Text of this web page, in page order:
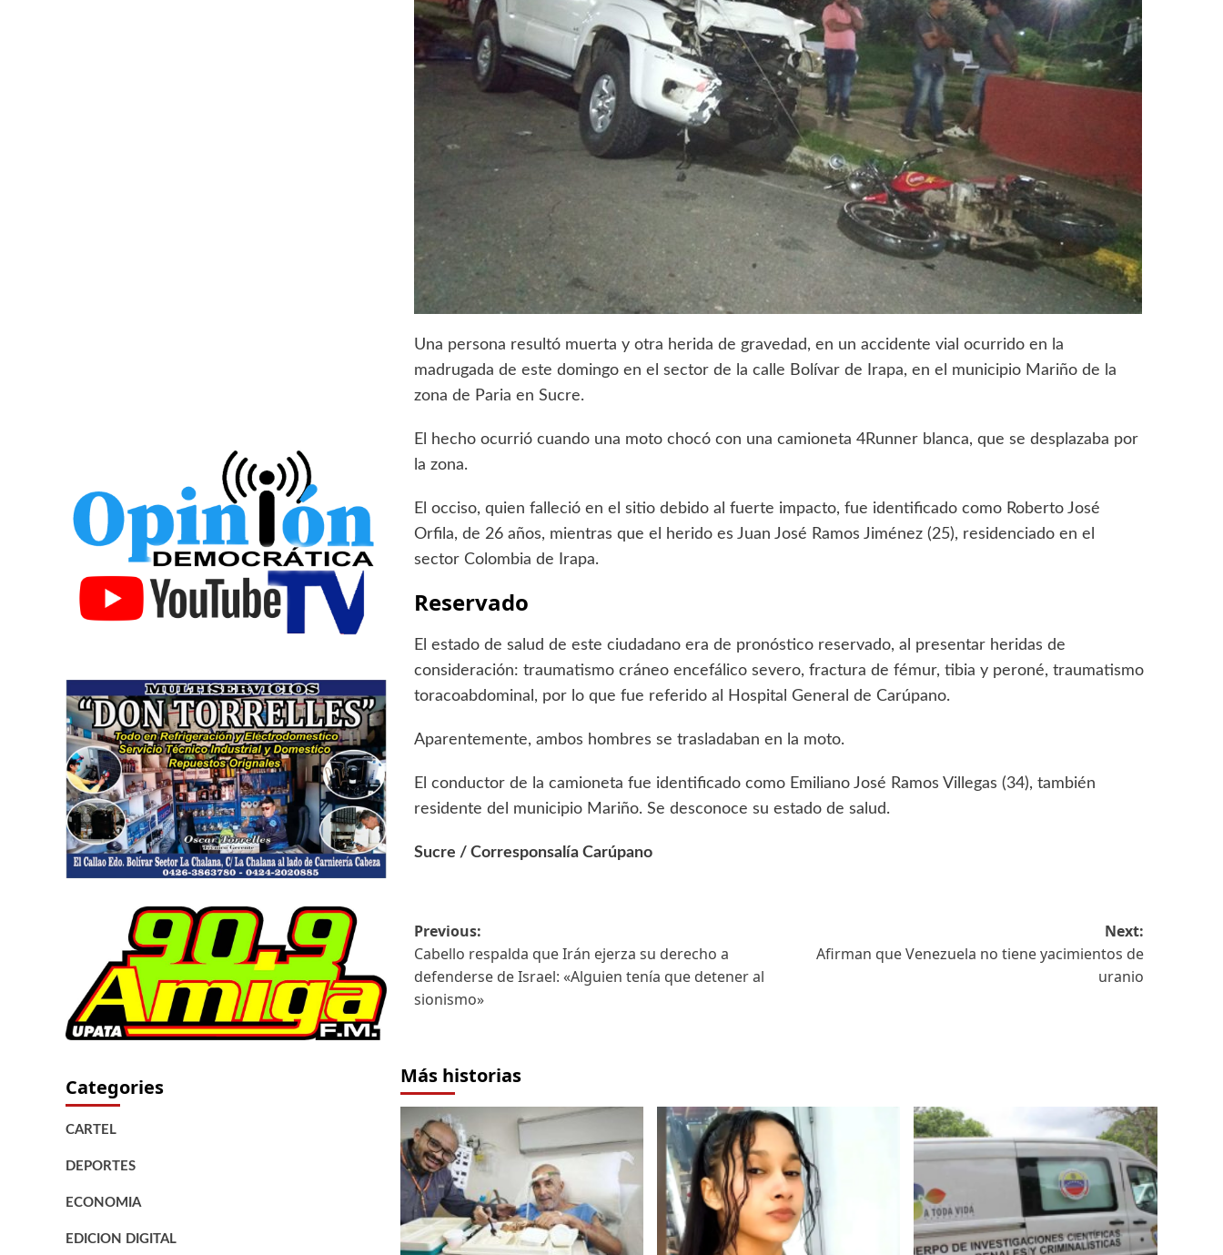
Una persona resultó muerta y otra herida de gravedad, en un accidente vial ocurrido en la
madrugada de este domingo en el sector de la calle Bolívar de Irapa, en el municipio Mariño de la
zona de Paria en Sucre.
El hecho ocurrió cuando una moto chocó con una camioneta 4Runner blanca, que se desplazaba por
la zona.
El occiso, quien falleció en el sitio debido al fuerte impacto, fue identificado como Roberto José
Orfila, de 26 años, mientras que el herido es Juan José Ramos Jiménez (25), residenciado en el
sector Colombia de Irapa.
Reservado
El estado de salud de este ciudadano era de pronóstico reservado, al presentar heridas de
consideración: traumatismo cráneo encefálico severo, fractura de fémur, tibia y peroné, traumatismo
toracoabdominal, por lo que fue referido al Hospital General de Carúpano.
Aparentemente, ambos hombres se trasladaban en la moto.
El conductor de la camioneta fue identificado como Emiliano José Ramos Villegas (34), también
residente del municipio Mariño. Se desconoce su estado de salud.
Sucre / Corresponsalía Carúpano
Previous:
Cabello respalda que Irán ejerza su derecho a
defenderse de Israel: «Alguien tenía que detener al
sionismo»
Next:
Afirman que Venezuela no tiene yacimientos de
uranio
Más historias
Categories
CARTEL
DEPORTES
ECONOMIA
EDICION DIGITAL